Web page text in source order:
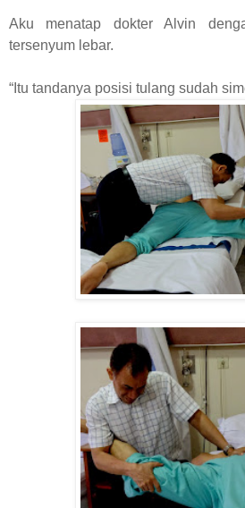
Aku menatap dokter Alvin
tersenyum lebar.
“Itu tandanya posisi tulang sudah